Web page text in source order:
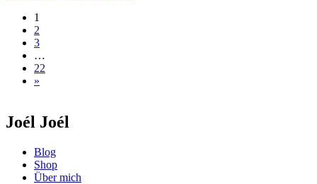
Beitragsnavigation
1
2
3
…
22
»
Joél Joél
Blog
Shop
Über mich